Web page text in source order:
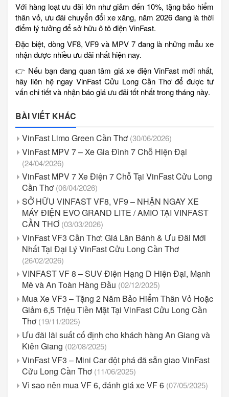
Với hàng loạt ưu đãi lớn như giảm đến 10%, tặng bảo hiểm
thân vỏ, ưu đãi chuyển đổi xe xăng, năm 2026 đang là thời
điểm lý tưởng để sở hữu ô tô điện VinFast.
Đặc biệt, dòng VF8, VF9 và MPV 7 đang là những mẫu xe
nhận được nhiều ưu đãi nhất hiện nay.
👉 Nếu bạn đang quan tâm giá xe điện VinFast mới nhất,
hãy liên hệ ngay VinFast Cửu Long Cần Thơ để được tư
vấn chi tiết và nhận báo giá ưu đãi tốt nhất trong tháng này.
BÀI VIẾT KHÁC
VinFast Limo Green Cần Thơ (30/06/2026)
VinFast MPV 7 – Xe Gia Đình 7 Chỗ Hiện Đại
(24/04/2026)
VinFast MPV 7 Xe Điện 7 Chỗ Tại VinFast Cửu Long
Cần Thơ (06/04/2026)
SỞ HỮU VINFAST VF8, VF9 – NHẬN NGAY XE
MÁY ĐIỆN EVO GRAND LITE / AMIO TẠI VINFAST
CẦN THƠ (03/03/2026)
VinFast VF3 Cần Thơ: Giá Lăn Bánh & Ưu Đãi Mới
Nhất Tại Đại Lý VinFast Cửu Long Cần Thơ
(26/02/2026)
VINFAST VF 8 – SUV Điện Hạng D Hiện Đại, Mạnh
Mẽ và An Toàn Hàng Đầu (02/12/2025)
Mua Xe VF3 – Tặng 2 Năm Bảo Hiểm Thân Vỏ Hoặc
Giảm 6,5 Triệu Tiền Mặt Tại VinFast Cửu Long Cần
Thơ (19/11/2025)
Ưu đãi lãi suất cố định cho khách hàng An Giang và
Kiên Giang (02/08/2025)
VinFast VF3 – Mini Car đột phá đã sẵn giao VinFast
Cửu Long Cần Thơ (11/06/2025)
Vì sao nên mua VF 6, đánh giá xe VF 6 (07/05/2025)